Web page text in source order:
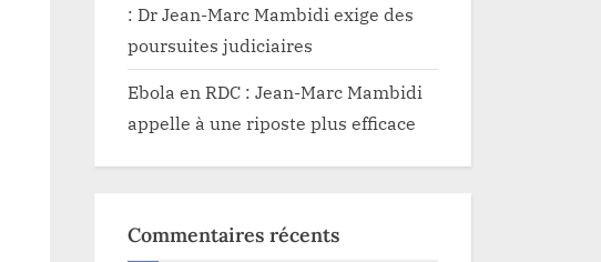
: Dr Jean-Marc Mambidi exige des
poursuites judiciaires
Ebola en RDC : Jean-Marc Mambidi
appelle à une riposte plus efficace
Commentaires récents